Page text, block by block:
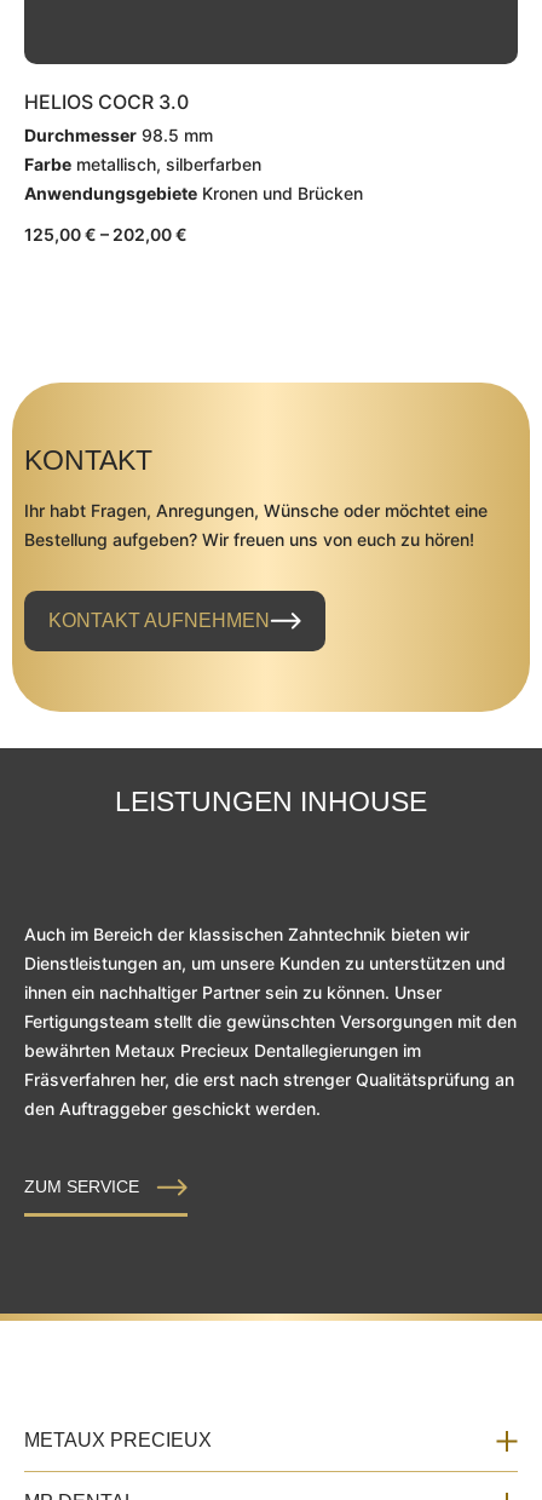
HELIOS COCR 3.0
Durchmesser 98.5 mm
Farbe metallisch, silberfarben
Anwendungsgebiete Kronen und Brücken
125,00€ – 202,00€
KONTAKT
Ihr habt Fragen, Anregungen, Wünsche oder möchtet eine
Bestellung aufgeben? Wir freuen uns von euch zu hören!
KONTAKT AUFNEHMEN
LEISTUNGEN INHOUSE
Auch im Bereich der klassischen Zahntechnik bieten wir
Dienstleistungen an, um unsere Kunden zu unterstützen und
ihnen ein nachhaltiger Partner sein zu können. Unser
Fertigungsteam stellt die gewünschten Versorgungen mit den
bewährten Metaux Precieux Dentallegierungen im
Fräsverfahren her, die erst nach strenger Qualitätsprüfung an
den Auftraggeber geschickt werden.
ZUM SERVICE
METAUX PRECIEUX